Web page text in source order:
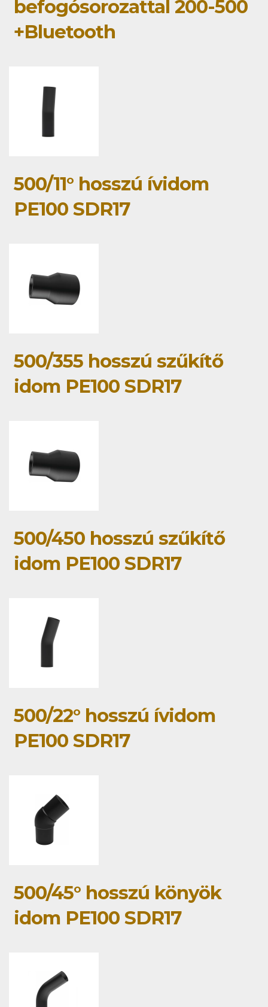
befogósorozattal 200-500
+Bluetooth
500/11° hosszú ívidom
PE100 SDR17
500/355 hosszú szűkítő
idom PE100 SDR17
500/450 hosszú szűkítő
idom PE100 SDR17
500/22° hosszú ívidom
PE100 SDR17
500/45° hosszú könyök
idom PE100 SDR17